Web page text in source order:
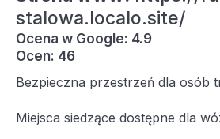
stalowa.localo.site/
Ocena w Google: 4.9
Ocen: 46
Bezpieczna przestrzeń dla osób
Miejsca siedzące dostępne dla